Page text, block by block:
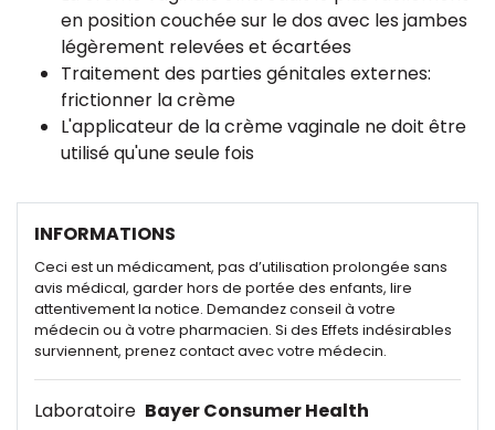
en position couchée sur le dos avec les jambes
légèrement relevées et écartées
Traitement des parties génitales externes:
frictionner la crème
L'applicateur de la crème vaginale ne doit être
utilisé qu'une seule fois
INFORMATIONS
Ceci est un médicament, pas d’utilisation prolongée sans
avis médical, garder hors de portée des enfants, lire
attentivement la notice. Demandez conseil à votre
médecin ou à votre pharmacien. Si des Effets indésirables
surviennent, prenez contact avec votre médecin.
Laboratoire Bayer Consumer Health